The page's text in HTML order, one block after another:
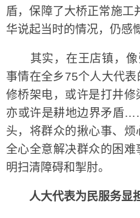
盾，保障了大桥正常施工
华说起当时的情况，仍感
其实，在王店镇，像
事情在全乡75个人大代
修桥架电，或许是打井修
亦或许是耕地边界矛盾
头，将群众的揪心事、烦
全心全意解决群众的困
明扫清障碍和掣肘。
人大代表为民服务显